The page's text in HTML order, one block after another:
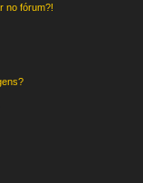
no fórum?!